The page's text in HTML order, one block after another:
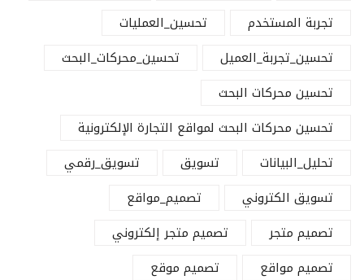
تجربة المستخدم
تحسين_العمليات
تحسين_تجربة_العميل
تحسين_محركات_البحث
تحسين محركات البحث
تحسين محركات البحث لمواقع التجارة الإلكترونية
تحليل_البيانات
تسويق
تسويق_رقمي
تسويق الكتروني
تصميم_مواقع
تصميم متجر
تصميم متجر إلكتروني
تصميم مواقع
تصميم موقع